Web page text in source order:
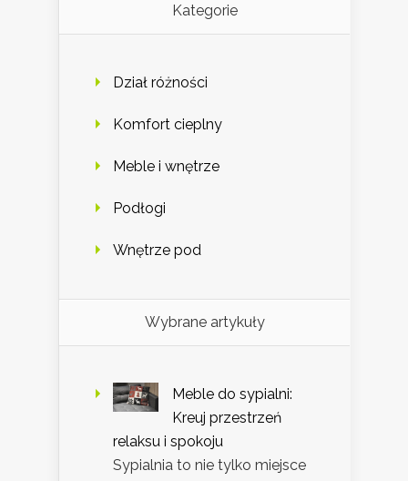
Kategorie
Dział różności
Komfort cieplny
Meble i wnętrze
Podłogi
Wnętrze pod
Wybrane artykuły
Meble do sypialni:
Kreuj przestrzeń
relaksu i spokoju
Sypialnia to nie tylko miejsce